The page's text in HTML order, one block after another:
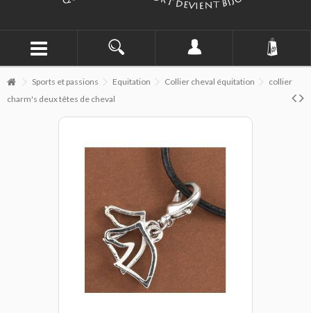
Sports et passions Equitation Collier cheval équitation
collier
charm's deux têtes de cheval